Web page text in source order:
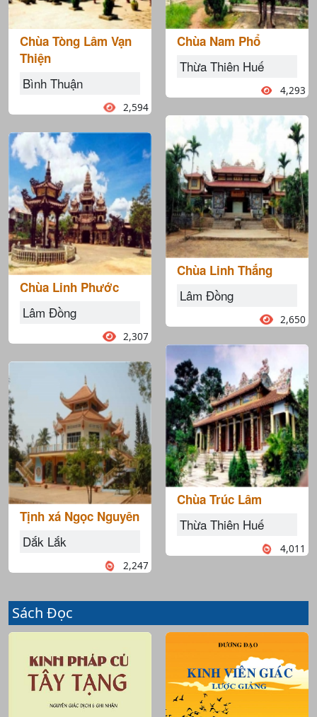
Chùa Tòng Lâm Vạn
Thiện
Bình Thuận
2,594
Chùa Linh Phước
Lâm Đồng
2,307
Tịnh xá Ngọc Nguyên
Dắk Lắk
2,247
Chùa Nam Phổ
Thừa Thiên Huế
4,293
Chùa Linh Thắng
Lâm Đồng
2,650
Chùa Trúc Lâm
Thừa Thiên Huế
4,011
Sách Đọc